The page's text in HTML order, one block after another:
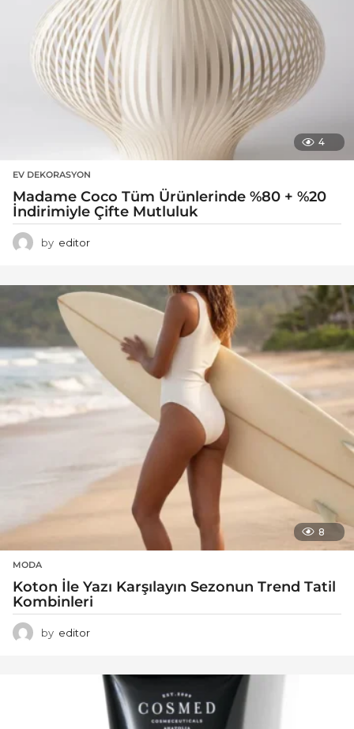
4
EV DEKORASYON
Madame Coco Tüm Ürünlerinde %80 + %20
İndirimiyle Çifte Mutluluk
by editor
8
MODA
Koton İle Yazı Karşılayın Sezonun Trend Tatil
Kombinleri
by editor